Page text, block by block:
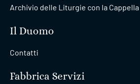
Archivio delle Liturgie con la Cappella
Il Duomo
Contatti
Fabbrica Servizi